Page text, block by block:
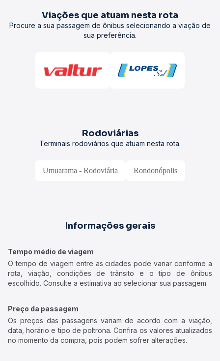
Viações que atuam nesta rota
Procure a sua passagem de ônibus selecionando a viação de
sua preferência.
Rodoviárias
Terminais rodoviários que atuam nesta rota.
Umuarama - Rodoviária Rondonópolis
Informações gerais
Tempo médio de viagem
O tempo de viagem entre as cidades pode variar conforme a
rota, viação, condições de trânsito e o tipo de ônibus
escolhido. Consulte a estimativa ao selecionar sua passagem.
Preço da passagem
Os preços das passagens variam de acordo com a viação,
data, horário e tipo de poltrona. Confira os valores atualizados
no momento da compra, pois podem sofrer alterações.